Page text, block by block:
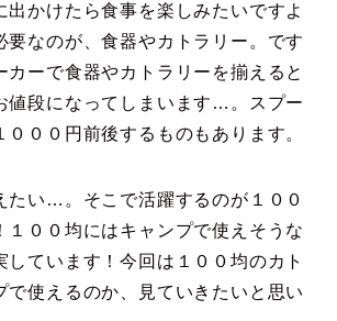
出かけたら食事を楽しみたいですよ
要なのが、食器やカトラリー。です
カーで食器やカトラリーを揃えると
値段になってしまいます…。スプー
０００円前後するものもあります。
たい…。そこで活躍するのが１００
１００均にはキャンプで使えそうな
しています！今回は１００均のカト
で使えるのか、見ていきたいと思い